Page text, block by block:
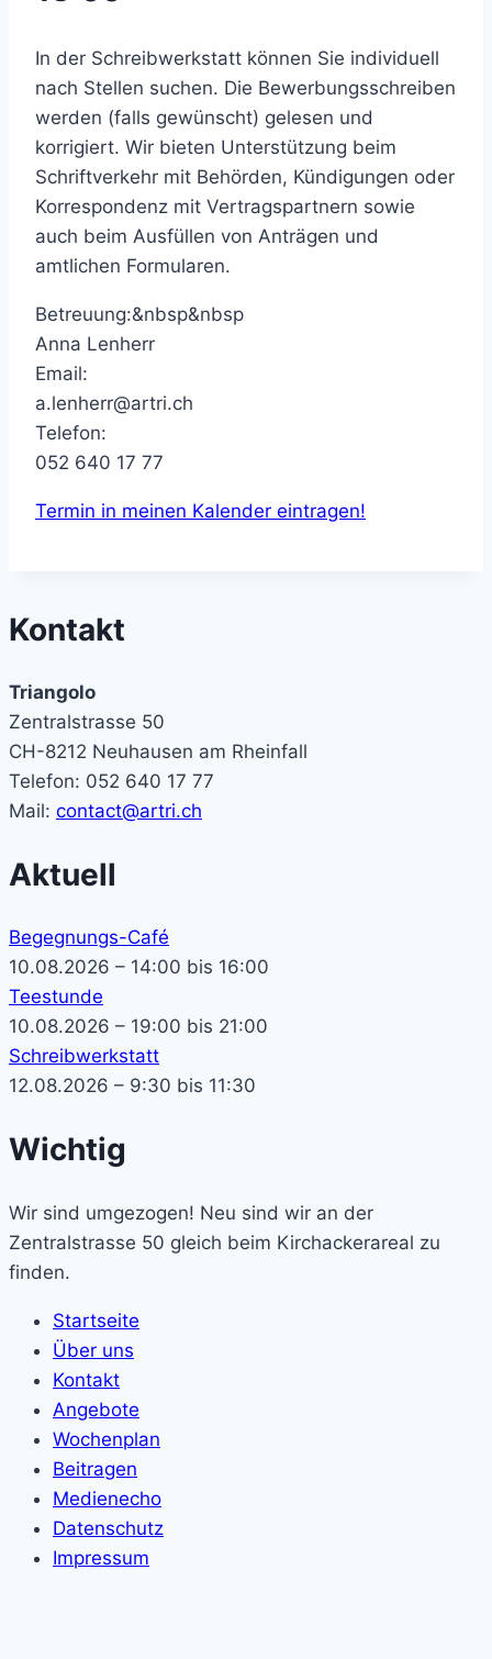
In der Schreibwerkstatt können Sie individuell
nach Stellen suchen. Die Bewerbungsschreiben
werden (falls gewünscht) gelesen und
korrigiert. Wir bieten Unterstützung beim
Schriftverkehr mit Behörden, Kündigungen oder
Korrespondenz mit Vertragspartnern sowie
auch beim Ausfüllen von Anträgen und
amtlichen Formularen.
Betreuung:&nbsp&nbsp
Anna Lenherr
Email:
a.lenherr@artri.ch
Telefon:
052 640 17 77
Termin in meinen Kalender eintragen!
Kontakt
Triangolo
Zentralstrasse 50
CH-8212 Neuhausen am Rheinfall
Telefon: 052 640 17 77
Mail: contact@artri.ch
Aktuell
Begegnungs-Café
10.08.2026 – 14:00 bis 16:00
Teestunde
10.08.2026 – 19:00 bis 21:00
Schreibwerkstatt
12.08.2026 – 9:30 bis 11:30
Wichtig
Wir sind umgezogen! Neu sind wir an der
Zentralstrasse 50 gleich beim Kirchackerareal zu
finden.
Startseite
Über uns
Kontakt
Angebote
Wochenplan
Beitragen
Medienecho
Datenschutz
Impressum